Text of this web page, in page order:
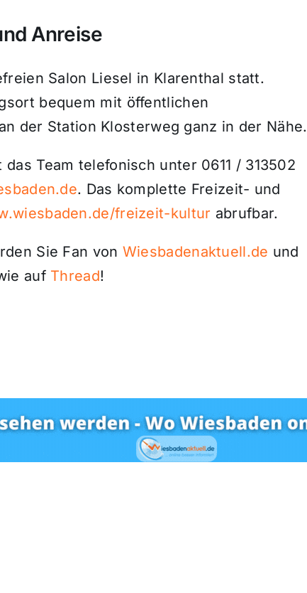
Anreise
Salon Liesel in Klarenthal statt.
bequem mit öffentlichen
der Station Klosterweg ganz in der Nähe.
Team telefonisch unter 0611 / 313502
. Das komplette Freizeit- und
freizeit-kultur abrufbar.
Sie Fan von Wiesbadenaktuell.de und
auf Thread!